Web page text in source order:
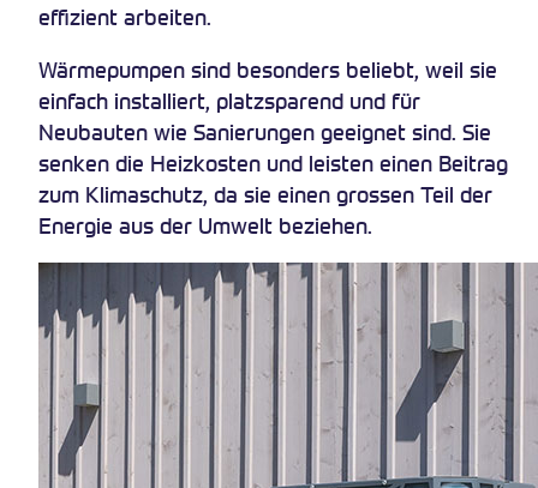
effizient arbeiten.
Wärmepumpen sind besonders beliebt, weil sie
einfach installiert, platzsparend und für
Neubauten wie Sanierungen geeignet sind. Sie
senken die Heizkosten und leisten einen Beitrag
zum Klimaschutz, da sie einen grossen Teil der
Energie aus der Umwelt beziehen.